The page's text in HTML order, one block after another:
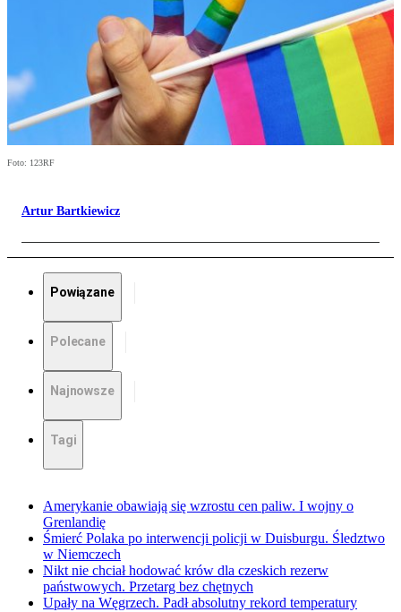
Foto: 123RF
Artur Bartkiewicz
Powiązane
Polecane
Najnowsze
Tagi
Amerykanie obawiają się wzrostu cen paliw. I wojny o
Grenlandię
Śmierć Polaka po interwencji policji w Duisburgu. Śledztwo
w Niemczech
Nikt nie chciał hodować krów dla czeskich rezerw
państwowych. Przetarg bez chętnych
Upały na Węgrzech. Padł absolutny rekord temperatury